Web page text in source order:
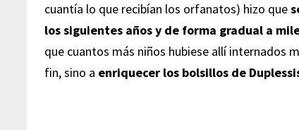
cuantía lo que recibían los orfanatos) hizo que
los siguientes años y de forma gradual a
que cuantos más niños hubiese allí internados
fin, sino a enriquecer los bolsillos de